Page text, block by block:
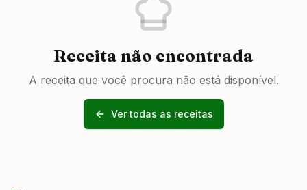
Receita não encontrada
A receita que você procura não está disponível.
Ver todas as receitas